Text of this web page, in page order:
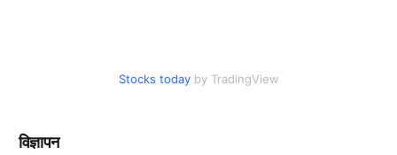
Stocks today by TradingView
विज्ञापन